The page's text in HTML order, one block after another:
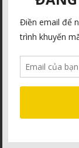
Mood là gì mà